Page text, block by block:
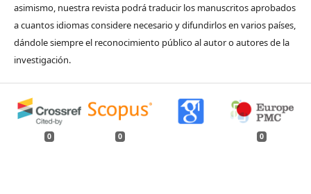
asimismo, nuestra revista podrá traducir los manuscritos aprobados
a cuantos idiomas considere necesario y difundirlos en varios países,
dándole siempre el reconocimiento público al autor o autores de la
investigación.
0 0 0